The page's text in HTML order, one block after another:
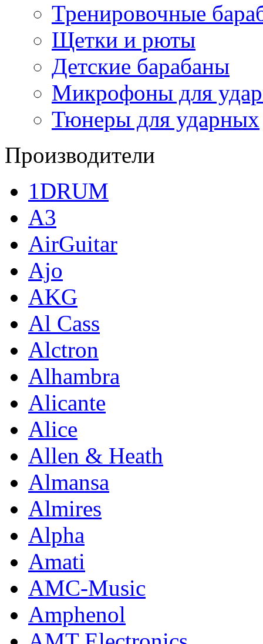
Тренировочные
Щетки и рюты
Детские барабаны
Микрофоны для
Тюнеры для ударных
Производители
1DRUM
A3
AirGuitar
Ajo
AKG
Al Cass
Alctron
Alhambra
Alicante
Alice
Allen & Heath
Almansa
Almires
Alpha
Amati
AMC-Music
Amphenol